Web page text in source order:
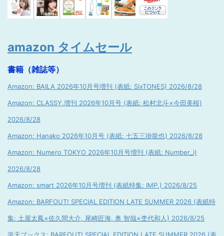
amazon タイムセール
書籍（雑誌等）
Amazon: BAILA 2026年10月号増刊 (表紙: SixTONES) 2026/8/28
Amazon: CLASSY.増刊 2026年10月号 (表紙: 松村北斗×今田美桜)
2026/8/28
Amazon: Hanako 2026年10月号 (表紙: 七五三掛龍也) 2026/8/28
Amazon: Numero TOKYO 2026年10月号増刊 (表紙: Number_i)
2026/8/28
Amazon: smart 2026年10月号増刊 (表紙特集: IMP.) 2026/8/25
Amazon: BARFOUT! SPECIAL EDITION LATE SUMMER 2026 (表紙特
集: 土屋太鳳×佐久間大介, 尾崎匠海, 奥 智哉×杢代和人) 2026/8/25